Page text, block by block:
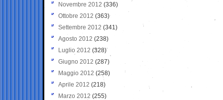
Novembre 2012 (336)
Ottobre 2012 (363)
Settembre 2012 (341)
Agosto 2012 (238)
Luglio 2012 (328)
Giugno 2012 (287)
Maggio 2012 (258)
Aprile 2012 (218)
Marzo 2012 (255)